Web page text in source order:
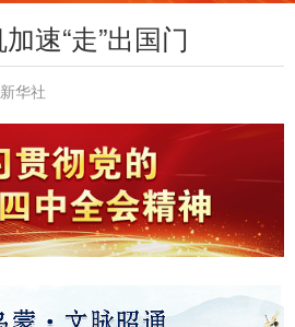
速“走”出国门
华社